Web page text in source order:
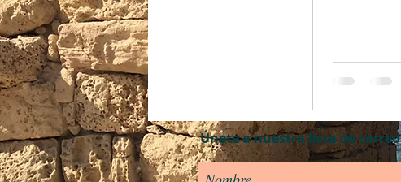
Únete a nuestra lista de correo